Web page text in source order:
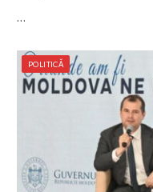
…
POLITICĂ